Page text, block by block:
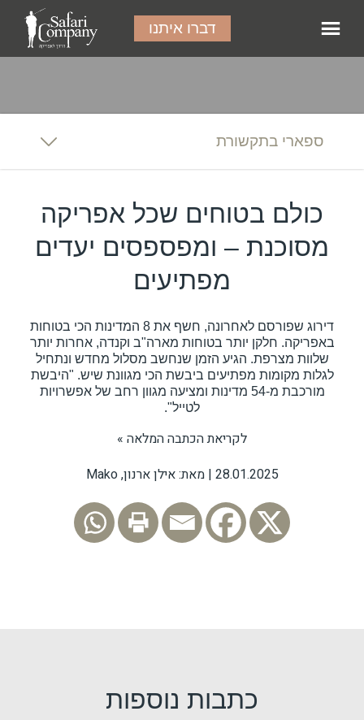
דברו איתנו
ספארי בתקשורת
כולם בטוחים שכל אפריקה
מסוכנת – ומפספסים יעדים
מפתיעים
דירוג שפורסם לאחרונה, חשף את 8 המדינות הכי בטוחות
באפריקה. חלקן יותר בטוחות מארה"ב וקנדה, אחרות יותר
שלוות מצרפת. הגיע הזמן שנחשב מסלול מחדש ונתחיל
לגלות מקומות מפתיעים ביבשת הכי מגוונת שיש. "היבשת
מורכבת מ-54 מדינות ומציעה מגוון רחב של אפשרויות
לטייל".
לקריאת הכתבה המלאה »
28.01.2025 | מאת: אילן ארנון, Mako
כתבות נוספות